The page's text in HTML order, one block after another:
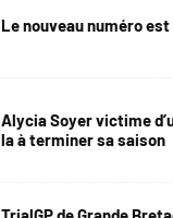
Le nouveau numéro
Alycia Soyer victime
la à terminer sa saison